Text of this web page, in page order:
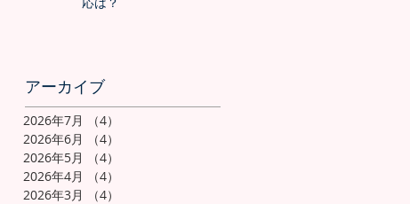
アーカイブ
2026年7月 （4）
2026年6月
（4）
2026年5月
（4）
2026年4月
（4）
2026年3月
（4）